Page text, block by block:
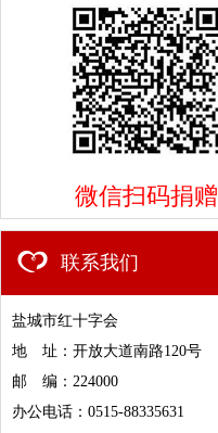
微信扫码捐赠
联系我们
盐城市红十字会
地 址：开放大道南路120号
邮 编：224000
办公电话：0515-88335631